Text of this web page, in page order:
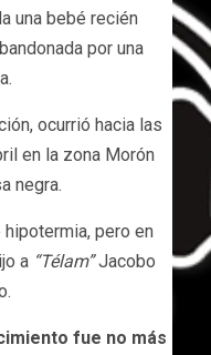
una bebé recién
por una
ocurrió hacia las
en la zona Morón
negra.
hipotermia, pero en
a “Télam”Jacobo
fue no más